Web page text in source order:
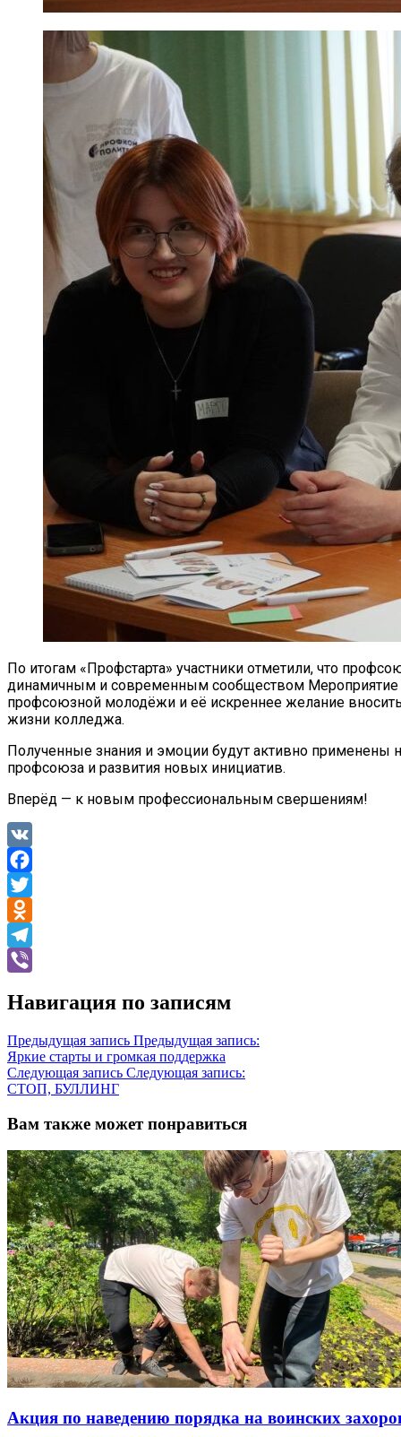
По итогам «Профстарта» участники отметили, что
динамичным и современным сообществом Мероприятие
профсоюзной молодёжи и её искреннее желание
жизни колледжа.
Полученные знания и эмоции будут активно применены
профсоюза и развития новых инициатив.
Вперёд — к новым профессиональным свершениям!
VK
Facebook
Twitter
Odnoklassniki
Telegram
Навигация по записям
Предыдущая запись Предыдущая запись:
Яркие старты и громкая поддержка
Следующая запись Следующая запись:
СТОП, БУЛЛИНГ
Вам также может понравиться
Акция по наведению порядка на воинских